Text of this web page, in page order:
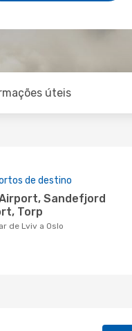
úteis
de destino
Torp
de Lviv a Oslo